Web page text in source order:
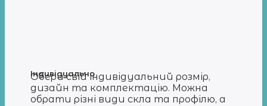
Індивідуально
Обери свій індивідуальний розмір,
дизайн та комплектацію. Можна
обрати різні види скла та профілю, а